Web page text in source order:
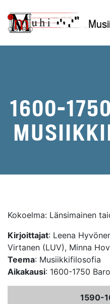
sisältöön
1600-
Kokoelma: Länsimainen
Kirjoittajat: Leena
Virtanen (LUV), Minna
Teema: Musiikkifilosofia
Aikakausi: 1600-1750
1590-